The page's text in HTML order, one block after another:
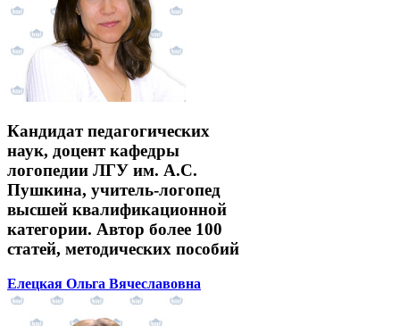
Кандидат педагогических
наук, доцент кафедры
логопедии ЛГУ им. А.С.
Пушкина, учитель-логопед
высшей квалификационной
категории. Автор более 100
статей, методических пособий
Елецкая Ольга Вячеславовна